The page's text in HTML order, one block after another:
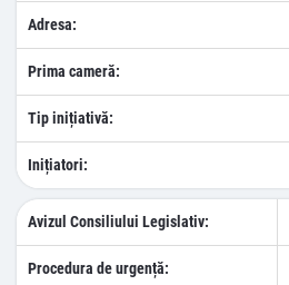
Adresa:
Prima cameră:
Tip inițiativă:
Inițiatori:
Avizul Consiliului Legislativ:
Procedura de urgență: